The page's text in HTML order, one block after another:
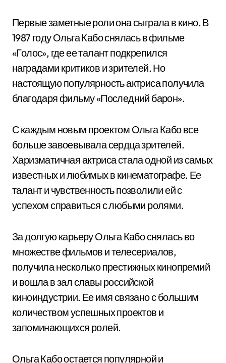
Первые заметные роли она сыграла в кино. В
1987 году Ольга Кабо снялась в фильме
«Голос», где ее талант подкрепился
наградами критиков и зрителей. Но
настоящую популярность актриса получила
благодаря фильму «Последний барон».
С каждым новым проектом Ольга Кабо все
больше завоевывала сердца зрителей.
Харизматичная актриса стала одной из самых
известных и любимых в кинематографе. Ее
талант и чувственность позволили ей с
успехом справиться с любыми ролями.
За долгую карьеру Ольга Кабо снялась во
множестве фильмов и телесериалов,
получила несколько престижных кинопремий
и вошла в зал славы российской
киноиндустрии. Ее имя связано с большим
количеством успешных проектов и
запоминающихся ролей.
Ольга Кабо остается популярной и